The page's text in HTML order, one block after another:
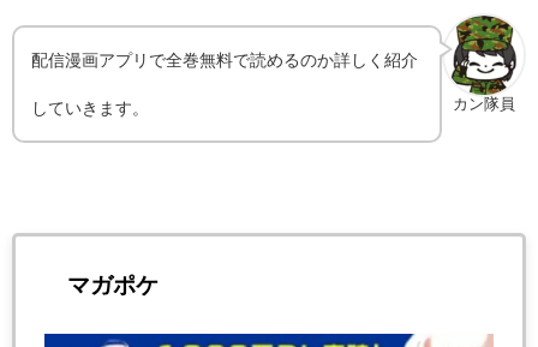
カン隊員
配信漫画アプリで全巻無料で読めるのか詳しく紹介
していきます。
マガポケ